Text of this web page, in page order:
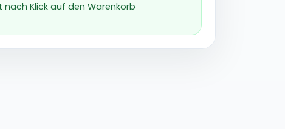
nach Klick auf den Warenkorb